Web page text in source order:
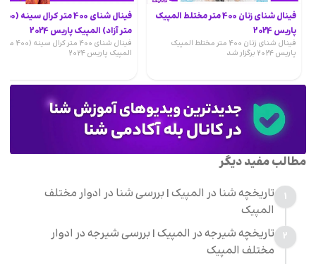
فینال شنای زنان 400 متر مختلط المپیک
پاریس 2024
فینال شنای زنان 400 متر مختلط المپیک
پاریس 2024 برگزار شد
فینال شنای 400 متر کرال سینه (400
متر آزاد) المپیک پاریس 2024
فینال شنای 400 متر
المپیک پاریس 2024
مطالب مفید دیگر
1
تاریخچه شنا در المپیک | بررسی شنا در ادوار مختلف
المپیک
2
تاریخچه شیرجه در المپیک | بررسی شیرجه در ادوار
مختلف المپیک